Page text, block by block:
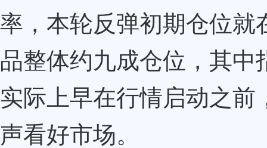
率，本轮反弹初期仓位就
品整体约九成仓位，其
实际上早在行情启动之
声看好市场。